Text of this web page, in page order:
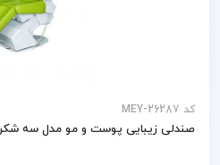
کد MEY-26287
صندلی زیبایی پوست و مو مدل سه شکن